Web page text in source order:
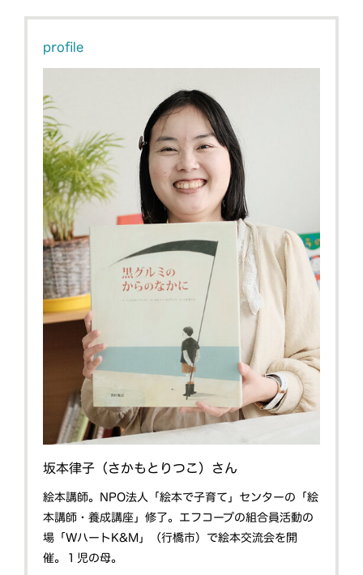
profile
坂本律子（さかもとりつこ）さん
絵本講師。NPO法人「絵本で子育て」センターの「絵
本講師・養成講座」修了。エフコープの組合員活動の
場「WハートK&M」（行橋市）で絵本交流会を開
催。１児の母。